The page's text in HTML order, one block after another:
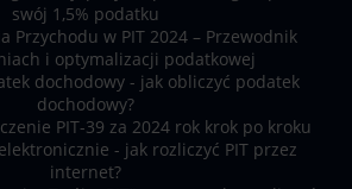
swój 1,5% podatku
Przychodu w PIT 2024 – Przewodnik
i optymalizacji podatkowej
dochodowy - jak obliczyć podatek
dochodowy?
PIT-39 za 2024 rok krok po kroku
- jak rozliczyć PIT przez
internet?